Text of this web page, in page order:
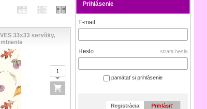
Prihlásenie
E-mail
Heslo strata hesla
pamätať si prihlásenie
Registrácia Prihlásiť
33x33 servítky,